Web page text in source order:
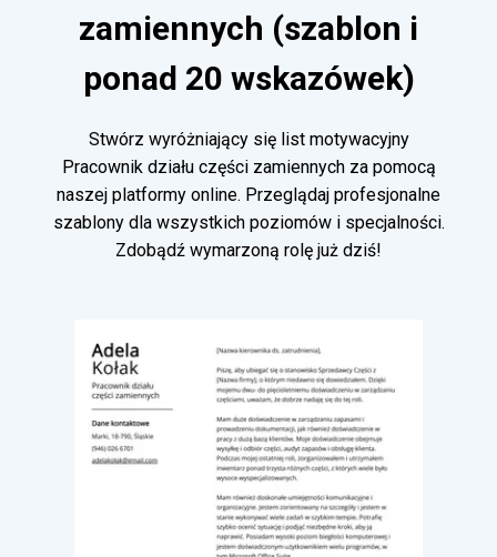
zamiennych (szablon i
ponad 20 wskazówek)
Stwórz wyróżniający się list motywacyjny
Pracownik działu części zamiennych za pomocą
naszej platformy online. Przeglądaj profesjonalne
szablony dla wszystkich poziomów i specjalności.
Zdobądź wymarzoną rolę już dziś!